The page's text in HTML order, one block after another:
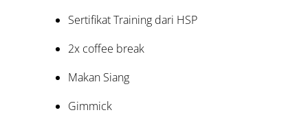
Sertifikat Training dari HSP
2x coffee break
Makan Siang
Gimmick